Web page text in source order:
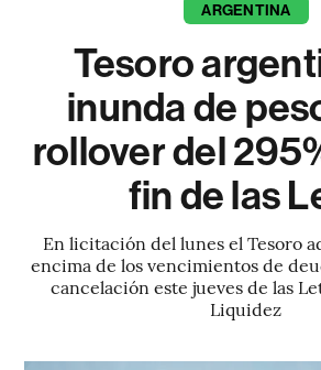
ARGENTINA
Tesoro
inunda de
rollover del
fin de las
En licitación del lunes el Tesoro
encima de los vencimientos de
cancelación este jueves de las
Liquidez